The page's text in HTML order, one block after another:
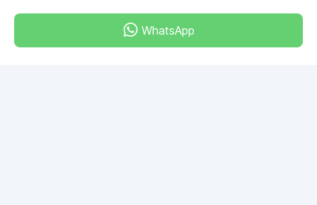
WhatsApp
ALBAHAR building